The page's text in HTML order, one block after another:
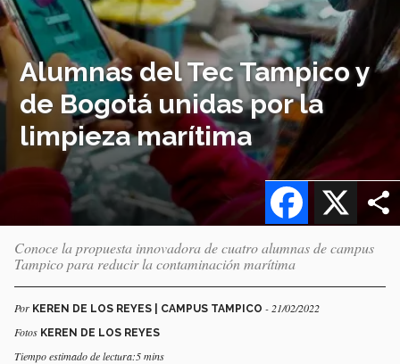
Alumnas del Tec Tampico y
de Bogotá unidas por la
limpieza marítima
X
Facebook
Conoce la propuesta innovadora de cuatro alumnas de campus
Tampico para reducir la contaminación marítima
Por KEREN DE LOS REYES | CAMPUS TAMPICO - 21/02/2022
Fotos KEREN DE LOS REYES
Tiempo estimado de lectura:5 mins